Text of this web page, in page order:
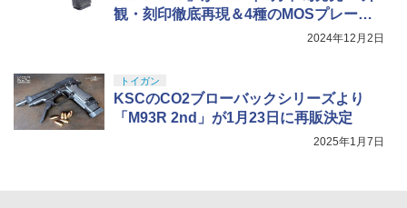
観・刻印徹底再現＆4種のMOSプレート
2024年12月2日
トイガン
KSCのCO2ブローバックシリーズより
「M93R 2nd」が1月23日に再販決定
2025年1月7日